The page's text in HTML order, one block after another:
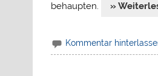
behaupten. »
Kommentar